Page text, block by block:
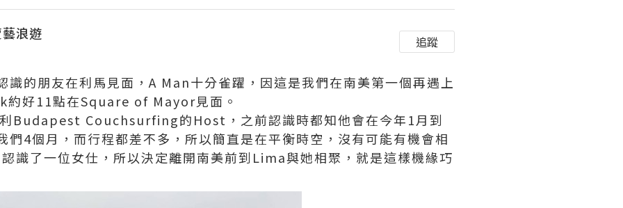
浪遊 追蹤
識的朋友在利馬見面，A Man十分雀躍，因這是我們在南美第一個再遇上
約好11點在Square of Mayor見面。
Budapest Couchsurfing的Host，之前認識時都知他會在今年1月到
們4個月，而行程都差不多，所以簡直是在平衡時空，沒有可能有機會相
識了一位女仕，所以決定離開南美前到Lima與她相聚，就是這樣機緣巧